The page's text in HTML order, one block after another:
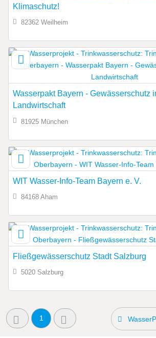
Klimaschutz!
82362 Weilheim
Wasserpakt Bayern - Gewässerschutz
Landwirtschaft
81925 München
WIT Wasser-Info-Team Bayern e. V.
84168 Aham
Fließgewässerschutz Stadt Salzburg
5020 Salzburg
1